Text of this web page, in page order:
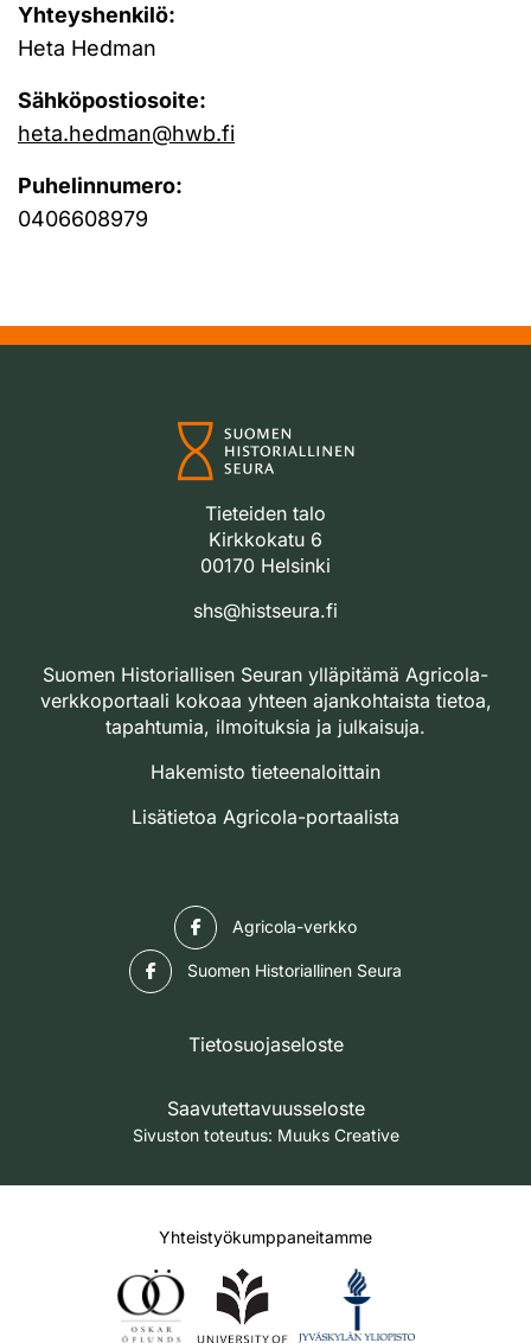
Yhteyshenkilö:
Heta Hedman
Sähköpostiosoite:
heta.hedman@hwb.fi
Puhelinnumero:
0406608979
Tieteiden talo
Kirkkokatu 6
00170 Helsinki
shs@histseura.fi
Suomen Historiallisen Seuran ylläpitämä Agricola-
verkkoportaali kokoaa yhteen ajankohtaista tietoa,
tapahtumia, ilmoituksia ja julkaisuja.
Hakemisto tieteenaloittain
Lisätietoa Agricola-portaalista
Agricola-verkko
Suomen Historiallinen Seura
Tietosuojaseloste
Saavutettavuusseloste
Sivuston toteutus: Muuks Creative
Yhteistyökumppaneitamme